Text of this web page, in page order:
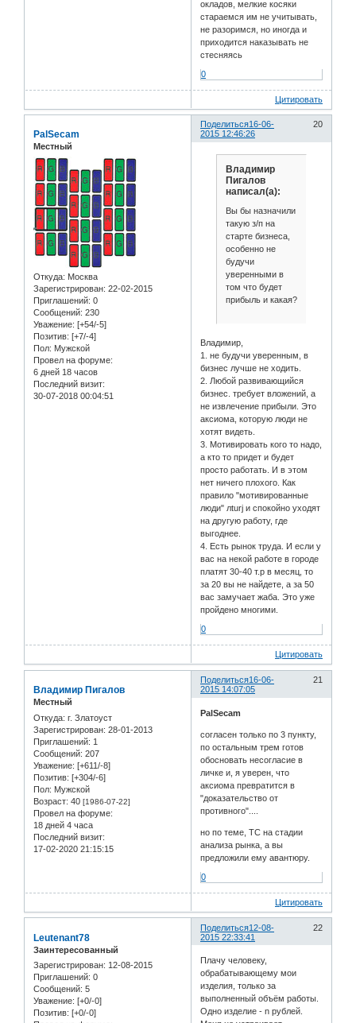
окладов, мелкие косяки
стараемся им не учитывать,
не разоримся, но иногда и
приходится наказывать не
стесняясь
0
Цитировать
Поделиться 20
16-06-
2015 12:46:26
PalSecam
Местный
Откуда: Москва
Зарегистрирован: 22-02-2015
Приглашений: 0
Сообщений: 230
Уважение: [+54/-5]
Позитив: [+7/-4]
Пол: Мужской
Провел на форуме:
6 дней 18 часов
Последний визит:
30-07-2018 00:04:51
Владимир
Пигалов
написал(а):
Вы бы назначили
такую з/п на
старте бизнеса,
особенно не
будучи
уверенными в
том что будет
прибыль и какая?
Владимир,
1. не будучи уверенным, в
бизнес лучше не ходить.
2. Любой развивающийся
бизнес. требует вложений, а
не извлечение прибыли. Это
аксиома, которую люди не
хотят видеть.
3. Мотивировать кого то надо,
а кто то придет и будет
просто работать. И в этом
нет ничего плохого. Как
правило "мотивированные
люди" лturj и спокойно уходят
на другую работу, где
выгоднее.
4. Есть рынок труда. И если у
вас на некой работе в городе
платят 30-40 т.р в месяц, то
за 20 вы не найдете, а за 50
вас замучает жаба. Это уже
пройдено многими.
0
Цитировать
Поделиться 21
16-06-
2015 14:07:05
Владимир Пигалов
Местный
Откуда: г. Златоуст
Зарегистрирован: 28-01-2013
Приглашений: 1
Сообщений: 207
Уважение: [+611/-8]
Позитив: [+304/-6]
Пол: Мужской
Возраст: 40 [1986-07-22]
Провел на форуме:
18 дней 4 часа
Последний визит:
17-02-2020 21:15:15
PalSecam
согласен только по 3 пункту,
по остальным трем готов
обосновать несогласие в
личке и, я уверен, что
аксиома превратится в
"доказательство от
противного"....
но по теме, ТС на стадии
анализа рынка, а вы
предложили ему авантюру.
0
Цитировать
Поделиться 22
12-08-
2015 22:33:41
Leutenant78
Заинтересованный
Зарегистрирован: 12-08-2015
Приглашений: 0
Сообщений: 5
Уважение: [+0/-0]
Позитив: [+0/-0]
Плачу человеку,
обрабатывающему мои
изделия, только за
выполненный объём работы.
Одно изделие - n рублей.